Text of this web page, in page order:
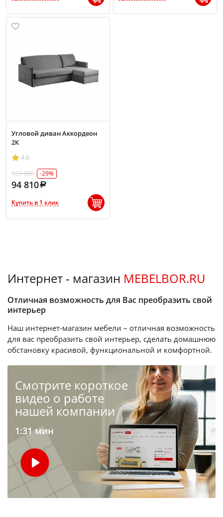
Угловой диван Аккордеон
2К
4.6
133 680
-29%
94 810
Купить в 1 клик
Интернет - магазин MEBELBOR.RU
Отличная возможность для Вас преобразить свой
интерьер
Наш интернет-магазин мебели – отличная возможность
для вас преобразить свой интерьер, сделать домашнюю
обстановку красивой, функциональной и комфортной.
Cмотрите короткое
видео о работе
нашей компании
1:31 мин